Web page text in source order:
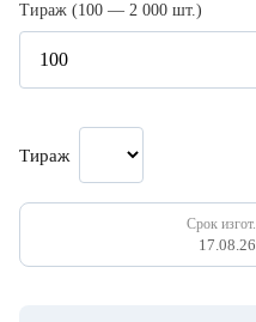
Тираж (100 — 2 000 шт.)
Тираж
Срок изгот.
17.08.26